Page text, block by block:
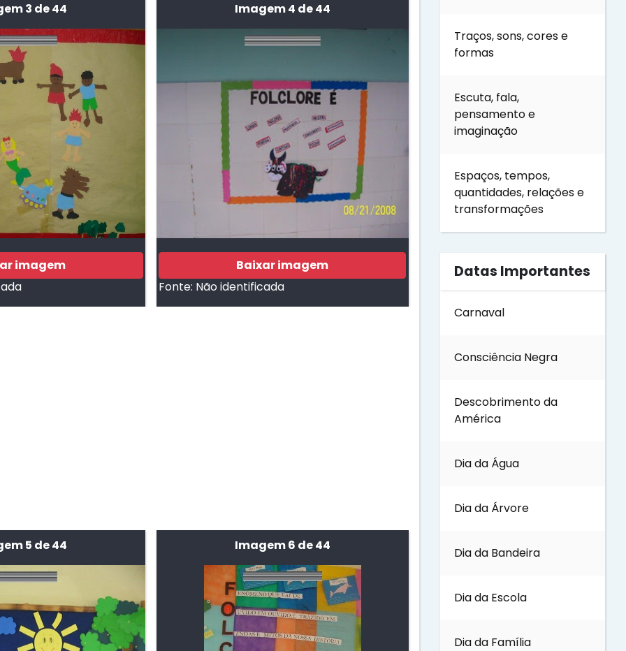
3 de 44
imagem
Imagem 4 de 44
Baixar imagem
Fonte: Não identificada
5 de 44 Imagem 6 de 44
Traços, sons, cores e
formas
Escuta, fala,
pensamento e
imaginação
Espaços, tempos,
quantidades, relações e
transformações
Datas Importantes
Carnaval
Consciência Negra
Descobrimento da
América
Dia da Água
Dia da Árvore
Dia da Bandeira
Dia da Escola
Dia da Família